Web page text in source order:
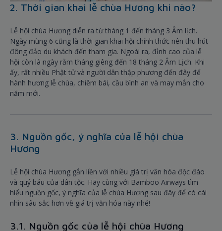
2. Thời gian khai lễ chùa Hương khi nào?
Lễ hội chùa Hương diễn ra từ tháng 1 đến tháng 3 Âm lịch.
Ngày mùng 6 cũng là thời gian khai hội chính thức nên thu hút
đông đảo du khách đến tham gia. Ngoài ra, đỉnh cao của lễ
hội còn là ngày rằm tháng giêng đến 18 tháng 2 Âm Lịch. Khi
ấy, rất nhiều Phật tử và người dân thập phương đến đây để
hành hương lễ chùa, chiêm bái, cầu bình an và may mắn cho
năm mới.
3. Nguồn gốc, ý nghĩa của lễ hội chùa
Hương
Lễ hội chùa Hương gắn liền với nhiều giá trị văn hóa độc đáo
và quý báu của dân tộc. Hãy cùng với Bamboo Airways tìm
hiểu nguồn gốc, ý nghĩa của lễ chùa Hương sau đây để có cái
nhìn sâu sắc hơn về giá trị văn hóa này nhé!
3.1. Nguồn gốc của lễ hội chùa Hương